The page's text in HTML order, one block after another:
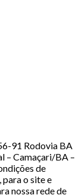
91 Rodovia BA
– Camaçari/BA –
de
o site e
nossa rede de